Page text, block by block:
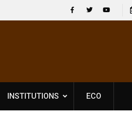
licence obligatoire pour les
d’Ivoire, l’opérateur culturel Soldat
INSTITUTIONS ECO